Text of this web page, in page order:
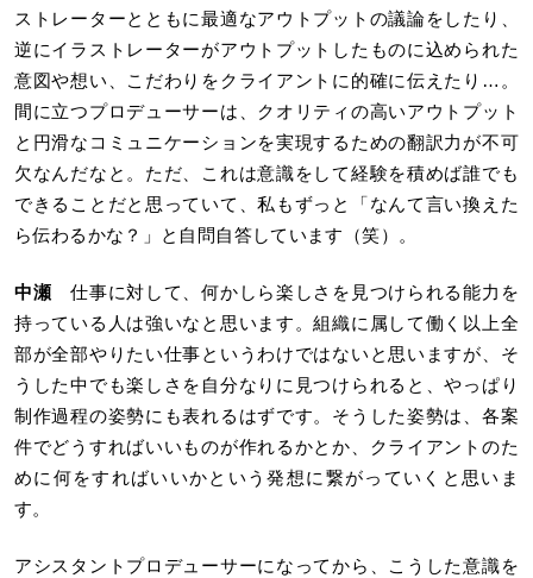
ストレーターとともに最適なアウトプットの議論をしたり、
逆にイラストレーターがアウトプットしたものに込められた
意図や想い、こだわりをクライアントに的確に伝えたり…。
間に立つプロデューサーは、クオリティの高いアウトプット
と円滑なコミュニケーションを実現するための翻訳力が不可
欠なんだなと。ただ、これは意識をして経験を積めば誰でも
できることだと思っていて、私もずっと「なんて言い換えた
ら伝わるかな？」と自問自答しています（笑）。
中瀬 仕事に対して、何かしら楽しさを見つけられる能力を
持っている人は強いなと思います。組織に属して働く以上全
部が全部やりたい仕事というわけではないと思いますが、そ
うした中でも楽しさを自分なりに見つけられると、やっぱり
制作過程の姿勢にも表れるはずです。そうした姿勢は、各案
件でどうすればいいものが作れるかとか、クライアントのた
めに何をすればいいかという発想に繋がっていくと思いま
す。
アシスタントプロデューサーになってから、こうした意識を